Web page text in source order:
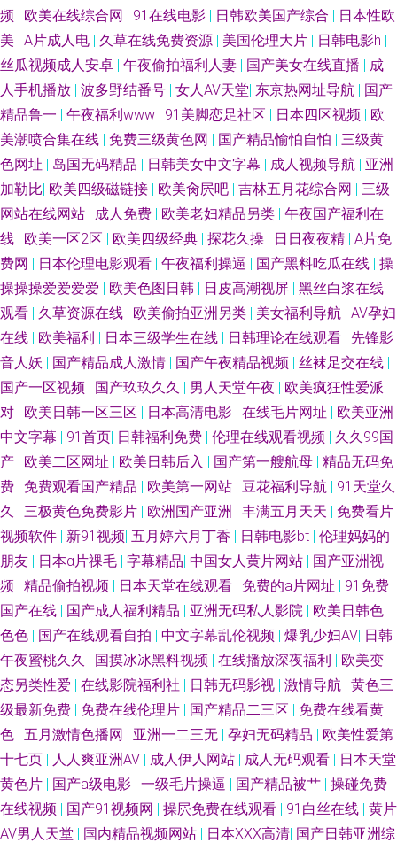
频 | 欧美在线综合网 | 91在线电影 | 日韩欧美国产综合 | 日本性欧
美 | A片成人电 | 久草在线免费资源 | 美国伦理大片 | 日韩电影h |
丝瓜视频成人安卓 | 午夜偷拍福利人妻 | 国产美女在线直播 | 成
人手机播放 | 波多野结番号 | 女人AV天堂| 东京热网址导航 | 国产
精品鲁一 | 午夜福利www | 91美脚恋足社区 | 日本四区视频 | 欧
美潮喷合集在线 | 免费三级黄色网 | 国产精品愉怕自怕 | 三级黄
色网址 | 岛国无码精品 | 日韩美女中文字幕 | 成人视频导航 | 亚洲
加勒比| 欧美四级磁链接 | 欧美肏屄吧 | 吉林五月花综合网 | 三级
网站在线网站 | 成人免费 | 欧美老妇精品另类 | 午夜国产福利在
线 | 欧美一区2区 | 欧美四级经典 | 探花久操 | 日日夜夜精 | A片免
费网 | 日本伦理电影观看 | 午夜福利操逼 | 国产黑料吃瓜在线 | 操
操操操爱爱爱爱 | 欧美色图日韩 | 日皮高潮视屏 | 黑丝白浆在线
观看 | 久草资源在线 | 欧美偷拍亚洲另类 | 美女福利导航 | AV孕妇
在线 | 欧美福利 | 日本三级学生在线 | 日韩理论在线观看 | 先锋影
音人妖 | 国产精品成人激情 | 国产午夜精品视频 | 丝袜足交在线 |
国产一区视频 | 国产玖玖久久 | 男人天堂午夜 | 欧美疯狂性爱派
对 | 欧美日韩一区三区 | 日本高清电影 | 在线毛片网址 | 欧美亚洲
中文字幕 | 91首页| 日韩福利免费 | 伦理在线观看视频 | 久久99国
产 | 欧美二区网址 | 欧美日韩后入 | 国产第一艘航母 | 精品无码免
费 | 免费观看国产精品 | 欧美第一网站 | 豆花福利导航 | 91天堂久
久 | 三极黄色免费影片 | 欧洲国产亚洲 | 丰满五月天天 | 免费看片
视频软件 | 新91视频| 五月婷六月丁香 | 日韩电影bt | 伦理妈妈的
朋友 | 日本α片祼毛 | 字幕精品| 中国女人黄片网站 | 国产亚洲视
频 | 精品偷拍视频 | 日本天堂在线观看 | 免费的a片网址 | 91免费
国产在线 | 国产成人福利精品 | 亚洲无码私人影院 | 欧美日韩色
色色 | 国产在线观看自拍 | 中文字幕乱伦视频 | 爆乳少妇AV| 日韩
午夜蜜桃久久 | 国摸冰冰黑料视频 | 在线播放深夜福利 | 欧美变
态另类性爱 | 在线影院福利社 | 日韩无码影视 | 激情导航 | 黄色三
级最新免费 | 免费在线伦理片 | 国产精品二三区 | 免费在线看黄
色 | 五月激情色播网 | 亚洲一二三无 | 孕妇无码精品 | 欧美性爱第
十七页 | 人人爽亚洲AV | 成人伊人网站 | 成人无码观看 | 日本天堂
黄色片 | 国产a级电影 | 一级毛片操逼 | 国产精品被艹 | 操碰免费
在线视频 | 国产91视频网 | 操屄免费在线观看 | 91白丝在线 | 黄片
AV男人天堂 | 国内精品视频网站 | 日本XXX高清| 国产日韩亚洲综